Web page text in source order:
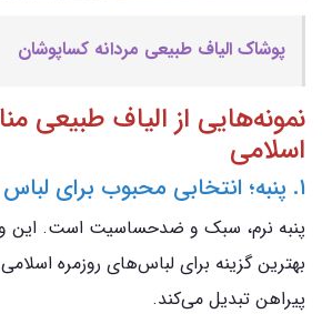
پوشاک الیاف طبیعی مردانه کساپوشان
نمونه‌هایی از الیاف طبیعی
اسلامی
۱. پنبه؛ انتخابی محبوب برای لباس روزمره
پنبه نرم، سبک و ضدحساسیت است. این
بهترین گزینه برای لباس‌های روزمره اسلامی
پیراهن تبدیل می‌کند.